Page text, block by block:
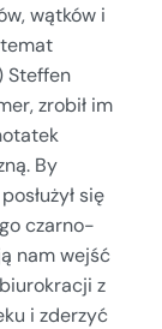
wątków i
Steffen
zrobił im
By
się
czarno-
nam wejść
z
i zderzyć